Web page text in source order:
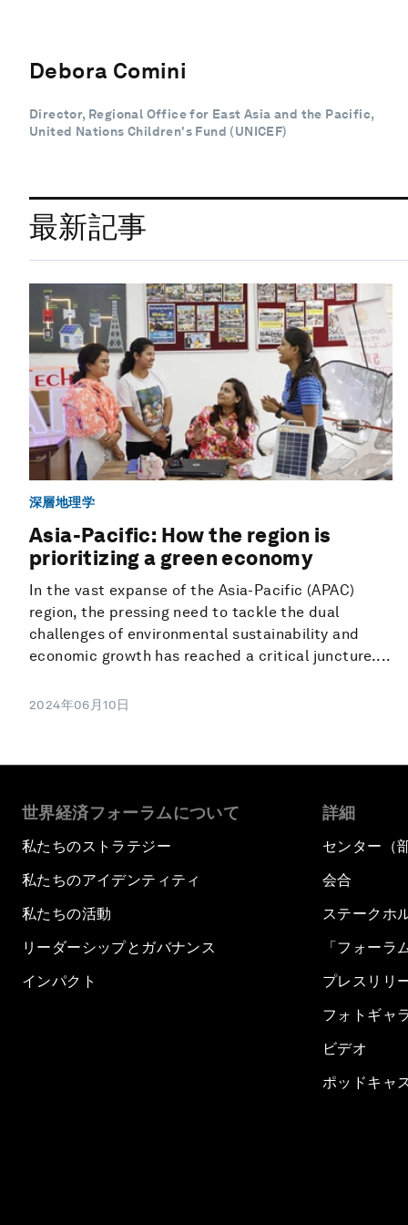
Debora Comini
Director, Regional Office for East Asia and the Pacific,
United Nations Children's Fund (UNICEF)
最新記事
深層地理学
Asia-Pacific: How the region is
prioritizing a green economy
In the vast expanse of the Asia-Pacific (APAC)
region, the pressing need to tackle the dual
challenges of environmental sustainability and
economic growth has reached a critical juncture....
2024年06月10日
世界経済フォーラムについて
私たちのストラテジー
私たちのアイデンティティ
私たちの活動
リーダーシップとガバナンス
インパクト
詳細
センター（
会合
ステークホ
「フォーラ
プレスリリ
フォトギャ
ビデオ
ポッドキャ